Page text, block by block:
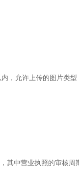
，允许上传的图片类型
其中营业执照的审核周